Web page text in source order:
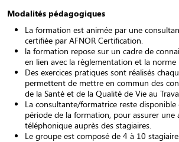
Modalités pédagogiques
La formation est animée par une
certifiée par AFNOR Certification.
la formation repose sur un cadre de
en lien avec la règlementation et la
Des exercices pratiques sont réalisés
permettent de mettre en commun des
de la Santé et de la Qualité de Vie au
La consultante/formatrice reste
période de la formation, pour assurer une
téléphonique auprès des stagiaires.
Le groupe est composé de 4 à 10